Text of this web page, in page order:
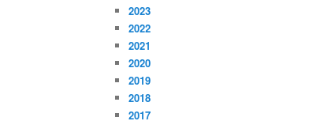
2023
2022
2021
2020
2019
2018
2017